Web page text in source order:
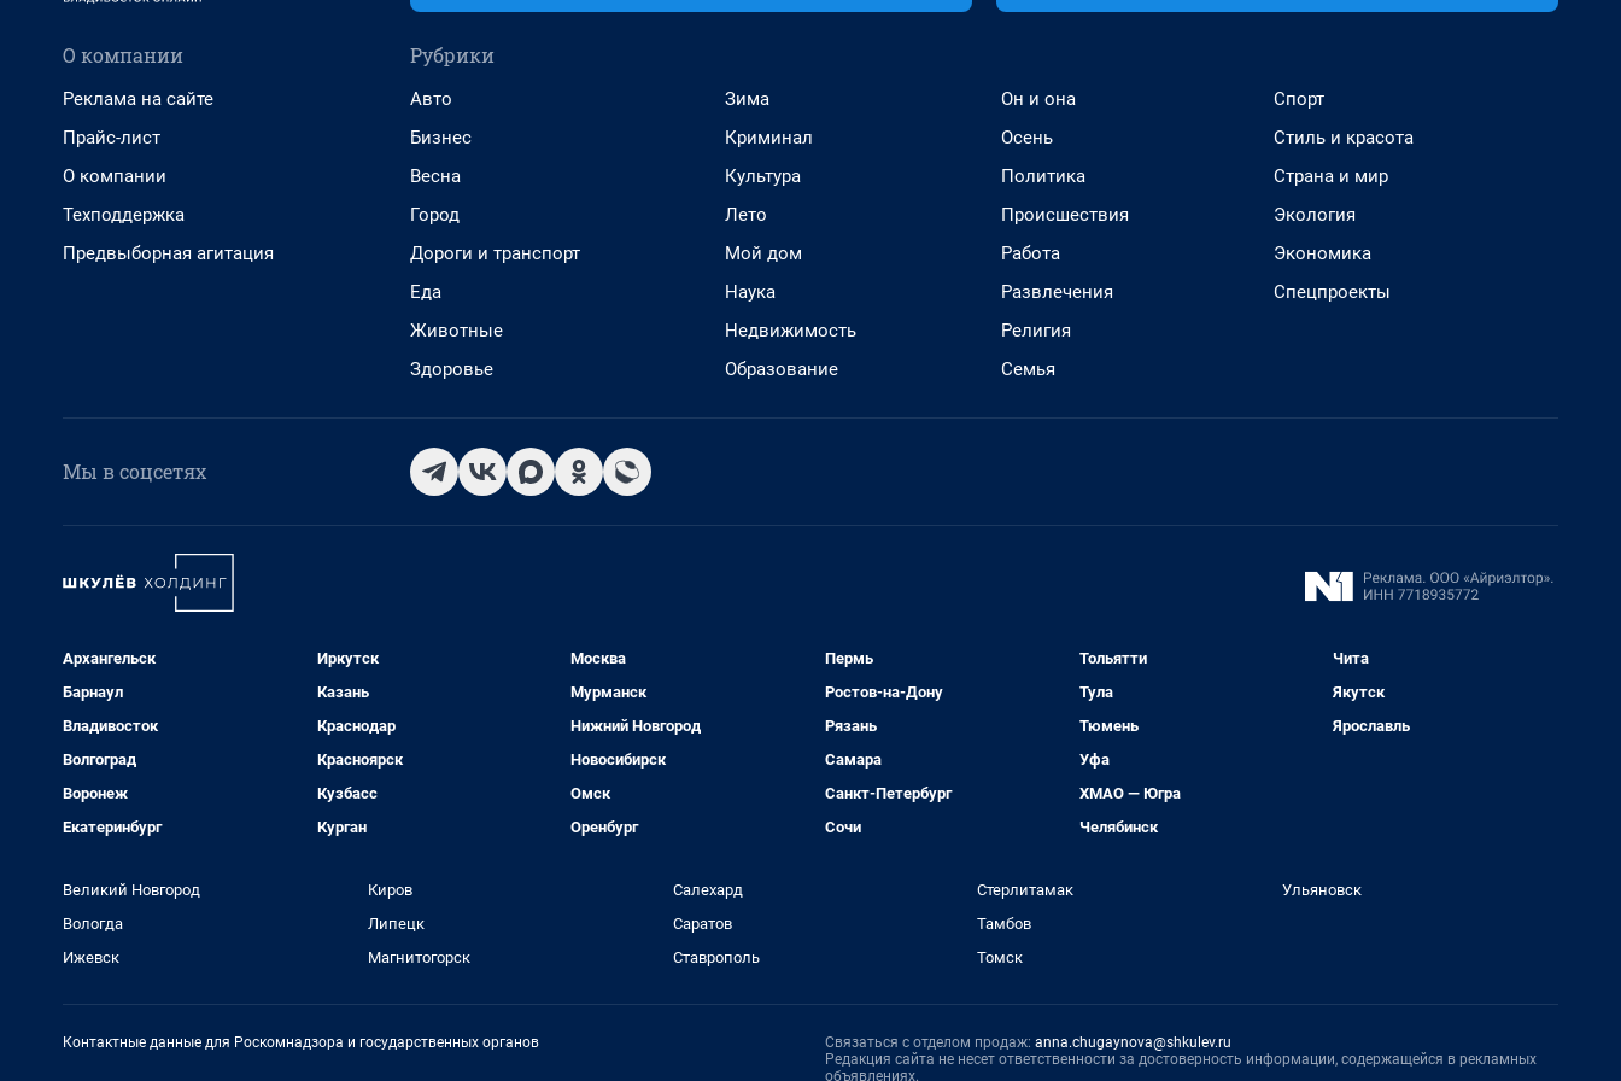
О компании
Реклама на сайте
Прайс-лист
О компании
Техподдержка
Предвыборная агитация
Рубрики
Авто
Бизнес
Весна
Город
Дороги и транспорт
Еда
Животные
Здоровье
Зима
Криминал
Культура
Лето
Мой дом
Наука
Недвижимость
Образование
Он и она
Осень
Политика
Происшествия
Работа
Развлечения
Религия
Семья
Спорт
Стиль и красота
Страна и мир
Экология
Экономика
Спецпроекты
Мы в соцсетях
Архангельск
Барнаул
Владивосток
Волгоград
Воронеж
Екатеринбург
Иркутск
Казань
Краснодар
Красноярск
Кузбасс
Курган
Москва
Мурманск
Нижний Новгород
Новосибирск
Омск
Оренбург
Пермь
Ростов-на-Дону
Рязань
Самара
Санкт-Петербург
Сочи
Тольятти
Тула
Тюмень
Уфа
ХМАО — Югра
Челябинск
Чита
Якутск
Ярославль
Великий Новгород
Вологда
Ижевск
Киров
Липецк
Магнитогорск
Салехард
Саратов
Ставрополь
Стерлитамак
Тамбов
Томск
Ульяновск
Контактные данные для Роскомнадзора и государственных органов Связаться с отделом продаж: anna.chugaynova@shkulev.ru
Редакция сайта не несет ответственности за достоверность информации, содержащейся в рекламных
объявлениях.